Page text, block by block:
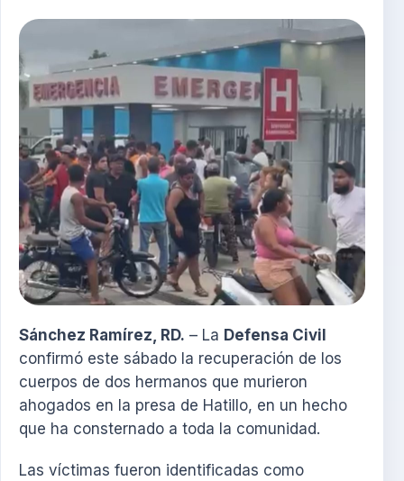
Sánchez Ramírez, RD. – La Defensa Civil
confirmó este sábado la recuperación de los
cuerpos de dos hermanos que murieron
ahogados en la presa de Hatillo, en un hecho
que ha consternado a toda la comunidad.
Las víctimas fueron identificadas como